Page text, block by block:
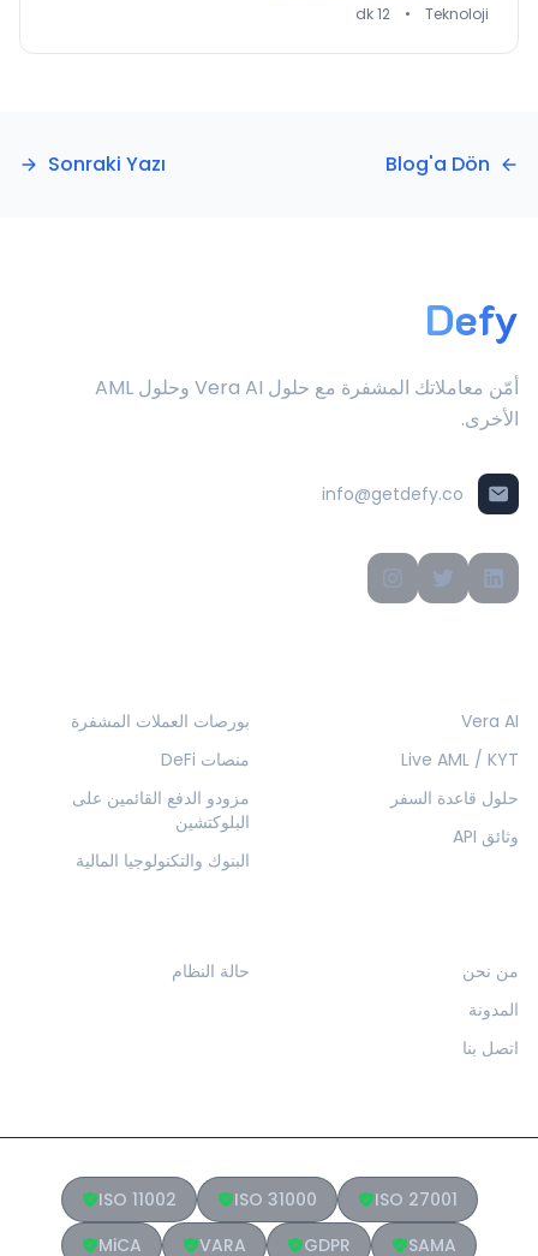
Teknoloji
•
12 dk
Blog'a Dön
Sonraki Yazı
Defy
أمّن معاملاتك المشفرة مع حلول Vera AI وحلول AML
الأخرى.
info@getdefy.co
Vera AI
Live AML / KYT
حلول قاعدة السفر
وثائق API
بورصات العملات المشفرة
منصات DeFi
مزودو الدفع القائمين على
البلوكتشين
البنوك والتكنولوجيا المالية
من نحن
المدونة
اتصل بنا
حالة النظام
ISO 27001
ISO 31000
ISO 11002
SAMA
GDPR
VARA
MiCA